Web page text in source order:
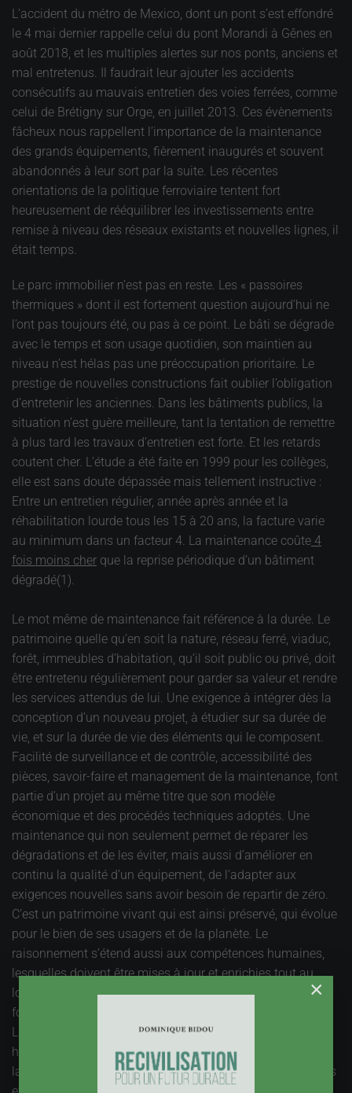
L’accident du métro de Mexico, dont un pont s’est effondré
le 4 mai dernier rappelle celui du pont Morandi à Gênes en
août 2018, et les multiples alertes sur nos ponts, anciens et
mal entretenus. Il faudrait leur ajouter les accidents
consécutifs au mauvais entretien des voies ferrées, comme
celui de Brétigny sur Orge, en juillet 2013. Ces évènements
fâcheux nous rappellent l’importance de la maintenance
des grands équipements, fièrement inaugurés et souvent
abandonnés à leur sort par la suite. Les récentes
orientations de la politique ferroviaire tentent fort
heureusement de rééquilibrer les investissements entre
remise à niveau des réseaux existants et nouvelles lignes, il
était temps.
Le parc immobilier n’est pas en reste. Les « passoires
thermiques » dont il est fortement question aujourd’hui ne
l’ont pas toujours été, ou pas à ce point. Le bâti se dégrade
avec le temps et son usage quotidien, son maintien au
niveau n’est hélas pas une préoccupation prioritaire. Le
prestige de nouvelles constructions fait oublier l’obligation
d’entretenir les anciennes. Dans les bâtiments publics, la
situation n’est guère meilleure, tant la tentation de remettre
à plus tard les travaux d’entretien est forte. Et les retards
coutent cher. L’étude a été faite en 1999 pour les collèges,
elle est sans doute dépassée mais tellement instructive :
Entre un entretien régulier, année après année et la
réhabilitation lourde tous les 15 à 20 ans, la facture varie
au minimum dans un facteur 4. La maintenance coûte 4
fois moins cher que la reprise périodique d’un bâtiment
dégradé(1).
Le mot même de maintenance fait référence à la durée. Le
patrimoine quelle qu’en soit la nature, réseau ferré, viaduc,
forêt, immeubles d’habitation, qu’il soit public ou privé, doit
être entretenu régulièrement pour garder sa valeur et rendre
les services attendus de lui. Une exigence à intégrer dès la
conception d’un nouveau projet, à étudier sur sa durée de
vie, et sur la durée de vie des éléments qui le composent.
Facilité de surveillance et de contrôle, accessibilité des
pièces, savoir-faire et management de la maintenance, font
partie d’un projet au même titre que son modèle
économique et des procédés techniques adoptés. Une
maintenance qui non seulement permet de réparer les
dégradations et de les éviter, mais aussi d’améliorer en
continu la qualité d’un équipement, de l’adapter aux
exigences nouvelles sans avoir besoin de repartir de zéro.
C’est un patrimoine vivant qui est ainsi préservé, qui évolue
pour le bien de ses usagers et de la planète. Le
raisonnement s’étend aussi aux compétences humaines,
lesquelles doivent être mises à jour et enrichies tout au
long de la vie. Le patrimoine humain est une richesse à la
fois personnelle et collective qui doit être « maintenue ».
La question de la rénovation du parc de logement offre,
hélas en négatif, une bonne illustration de l’importance de
la maintenance. C’est le carbone qui est le déclencheur des
×